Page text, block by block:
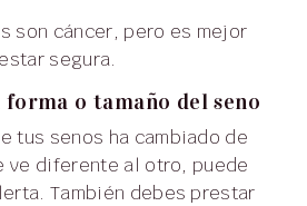
segura.
forma o tamaño del seno
ve diferente al otro, puede
También debes prestar